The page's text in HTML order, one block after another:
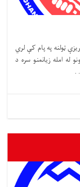
ټولنه په پام کې لري
له امله زیانمنو سره د